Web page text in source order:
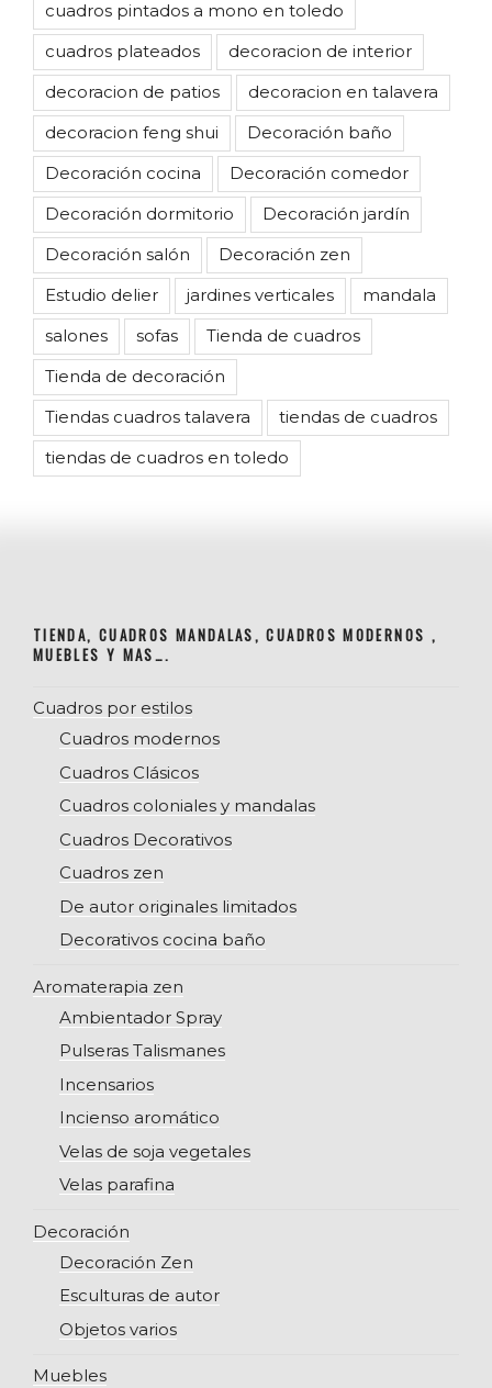
cuadros pintados a mono en toledo
cuadros plateados
decoracion de interior
decoracion de patios
decoracion en talavera
decoracion feng shui
Decoración baño
Decoración cocina
Decoración comedor
Decoración dormitorio
Decoración jardín
Decoración salón
Decoración zen
Estudio delier
jardines verticales
mandala
salones
sofas
Tienda de cuadros
Tienda de decoración
Tiendas cuadros talavera
tiendas de cuadros
tiendas de cuadros en toledo
TIENDA, CUADROS MANDALAS, CUADROS MODERNOS ,
MUEBLES Y MAS….
Cuadros por estilos
Cuadros modernos
Cuadros Clásicos
Cuadros coloniales y mandalas
Cuadros Decorativos
Cuadros zen
De autor originales limitados
Decorativos cocina baño
Aromaterapia zen
Ambientador Spray
Pulseras Talismanes
Incensarios
Incienso aromático
Velas de soja vegetales
Velas parafina
Decoración
Decoración Zen
Esculturas de autor
Objetos varios
Muebles